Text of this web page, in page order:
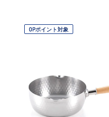
OPポイント対象